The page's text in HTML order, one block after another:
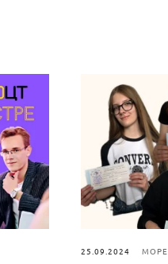
25.09.2024